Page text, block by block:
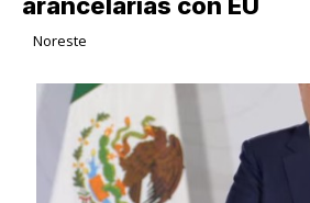
arancelarias con EU
Noreste